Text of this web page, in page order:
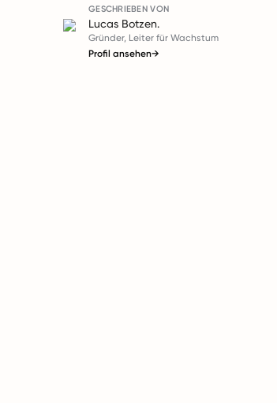
GESCHRIEBEN VON
Lucas Botzen.
Gründer, Leiter für Wachstum
Profil ansehen→